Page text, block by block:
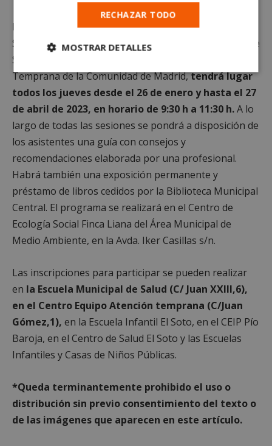
La iniciativa que desarrolla la concejalía de Derechos
Sociales y Mayores, a través de la Escuela Municipal de
Salud, en colaboración con el Equipo de Atención
Temprana de la Comunidad de Madrid,tendrá lugar
todos los jueves desde el 26 de enero y hasta el 27
de abril de 2023, en horario de 9:30 h a 11:30 h.A lo
largo de todas las sesiones se pondrá a disposición de
los asistentes una guía con consejos y
recomendaciones elaborada por una profesional.
Habrá también una exposición permanente y
préstamo de libros cedidos por la Biblioteca Municipal
Central. El programa se realizará en el Centro de
Ecología Social Finca Liana del Área Municipal de
Medio Ambiente, en la Avda. Iker Casillas s/n.
Las inscripciones para participar se pueden realizar
en la Escuela Municipal de Salud (C/ Juan XXIII,6),
en el Centro Equipo Atención temprana (C/Juan
Gómez,1), en la Escuela Infantil El Soto, en el CEIP Pío
Baroja, en el Centro de Salud El Soto y las Escuelas
Infantiles y Casas de Niños Públicas.
*Queda terminantemente prohibido el uso o
distribución sin previo consentimiento del texto o
de las imágenes que aparecen en este artículo.
RECHAZAR TODO
MOSTRAR DETALLES
Cookies
estrictamente
necesarias
Cookies de
rendimiento
Cookies de
preferencias
Cookies de
funcionalidad
Cookies no clasificadas
Cookies de rendimiento
Cookies de preferencias
Cookies de funcionalidad
Cookies no clasificadas
funcionalidad principal del sitio web, como el
inicio de sesión de usuario y la gestión de cuentas.
El sitio web no se puede utilizar correctamente sin
las cookies estrictamente necesarias.